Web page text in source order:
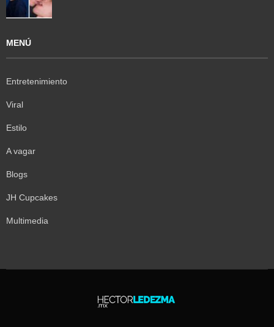
MENÚ
Entretenimiento
Viral
Estilo
A vagar
Blogs
JH Cupcakes
Multimedia